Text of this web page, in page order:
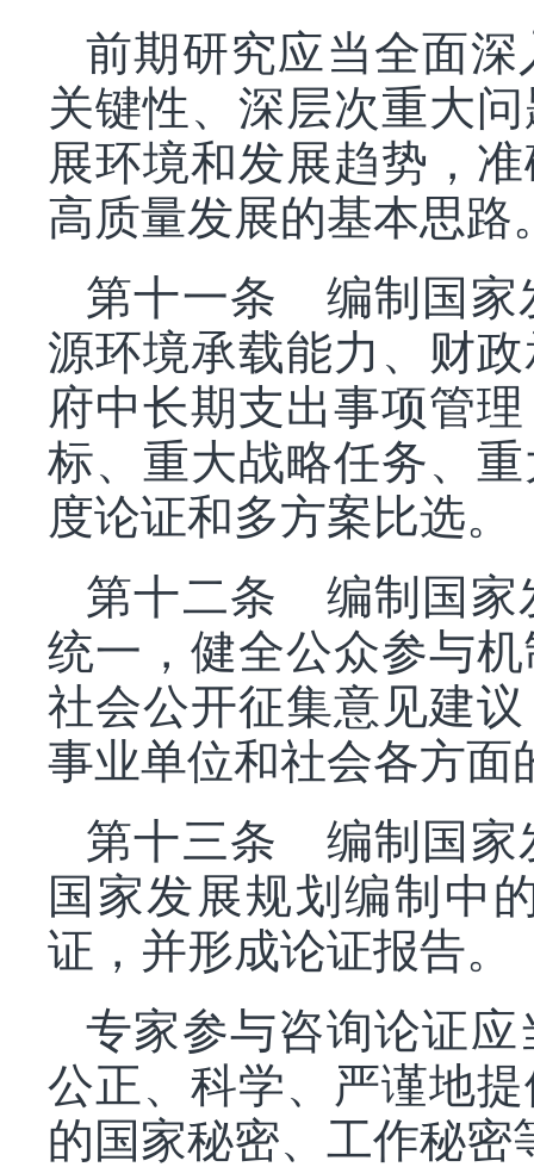
前期研究应当全面
关键性、深层次重大
展环境和发展趋势，
高质量发展的基本思路
第十一条 编制国家
源环境承载能力、财
府中长期支出事项管
标、重大战略任务、
度论证和多方案比选。
第十二条 编制国家
统一，健全公众参与
社会公开征集意见建
事业单位和社会各方面
第十三条 编制国家
国家发展规划编制中
证，并形成论证报告。
专家参与咨询论证
公正、科学、严谨地
的国家秘密、工作秘